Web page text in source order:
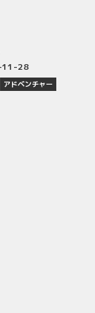
28
アドベンチャー